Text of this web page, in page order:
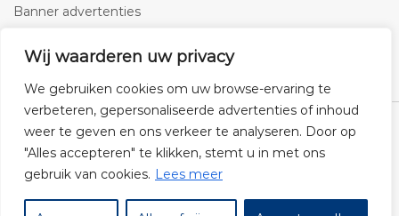
Wij waarderen uw privacy
We gebruiken cookies om uw browse-ervaring te
verbeteren, gepersonaliseerde advertenties of inhoud
weer te geven en ons verkeer te analyseren. Door op
"Alles accepteren" te klikken, stemt u in met ons
gebruik van cookies. Lees meer
Banner advertenties
SEO copywriting